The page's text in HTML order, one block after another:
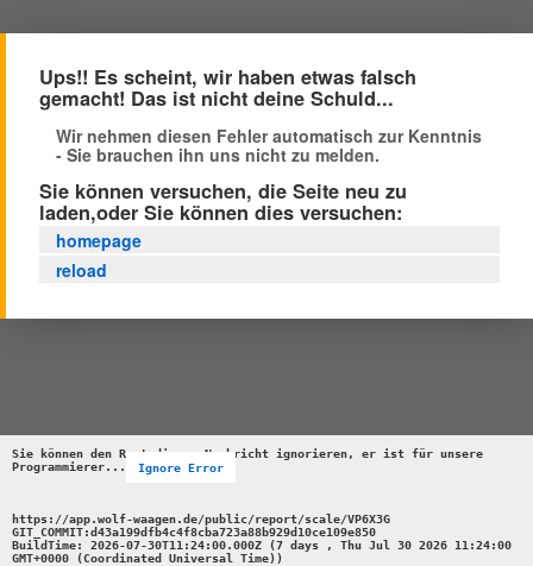
Ups!! Es scheint, wir haben etwas falsch
gemacht! Das ist nicht deine Schuld...
Wir nehmen diesen Fehler automatisch zur Kenntnis
- Sie brauchen ihn uns nicht zu melden.
Sie können versuchen, die Seite neu zu
laden,oder Sie können dies versuchen:
homepage
reload
Sie können den Rest dieser Nachricht ignorieren, er ist für unsere
Programmierer...
Ignore Error
https://app.wolf-waagen.de/public/report/scale/VP6X3G
GIT_COMMIT:d43a199dfb4c4f8cba723a88b929d10ce109e850
BuildTime: 2026-07-30T11:24:00.000Z (7 days , Thu Jul 30 2026 11:24:00
GMT+0000 (Coordinated Universal Time))